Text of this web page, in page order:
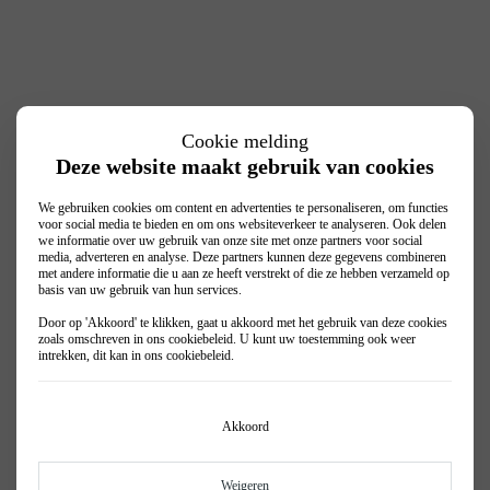
Cookie melding
Deze website maakt gebruik van cookies
We gebruiken cookies om content en advertenties te personaliseren, om functies
voor social media te bieden en om ons websiteverkeer te analyseren. Ook delen
we informatie over uw gebruik van onze site met onze partners voor social
media, adverteren en analyse. Deze partners kunnen deze gegevens combineren
met andere informatie die u aan ze heeft verstrekt of die ze hebben verzameld op
basis van uw gebruik van hun services.
Door op 'Akkoord' te klikken, gaat u akkoord met het gebruik van deze cookies
zoals omschreven in ons cookiebeleid. U kunt uw toestemming ook weer
intrekken, dit kan in ons cookiebeleid.
Akkoord
Weigeren